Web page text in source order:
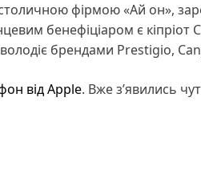
фірмою «Ай он»,
бенефіціаром є кіпріот
брендами Prestigio,
від Apple. Вже з’явились